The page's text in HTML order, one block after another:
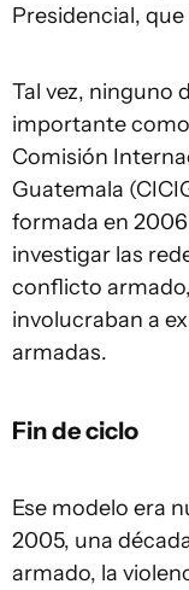
Presidencial,
Tal vez, ninguno
importante
Comisión
Guatemala
formada en
investigar las
conflicto
involucraban a
armadas.
Fin de ciclo
Ese modelo era
2005, una
armado, la